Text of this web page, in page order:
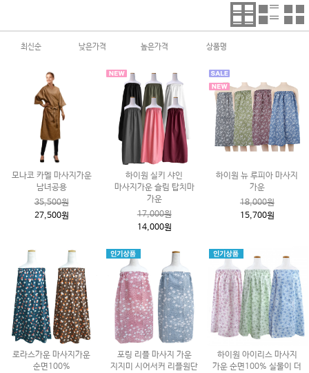
최신순 낮은가격 높은가격 상품명
모나코 카멜 마사지가운
남녀공용
35,500원
27,500원
하이원 실키 샤인
마사지가운 슬림 탑치마
가운
17,000원
14,000원
하이원 뉴 루피아 마사지
가운
18,000원
15,700원
로라스가운 마사지가운
순면100%
포링 리플 마사지 가운
지지미 시어서커 리플원단
하이원 아이리스 마사지
가운 순면100% 실물이 더